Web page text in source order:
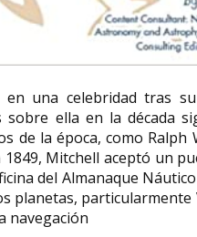
una celebridad tras
sobre ella en la década
de la época, como
1849, Mitchell aceptó un
del Almanaque
planetas,
navegación